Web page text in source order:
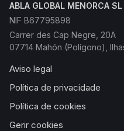
ABLA GLOBAL MENORCA SL
NIF B67795898
Carrer des Cap Negre, 20A
07714 Mahón (Polígono),
Aviso legal
Política de privacidade
Política de cookies
Gerir cookies